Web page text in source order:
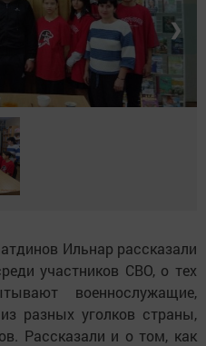
❯
Ильнар рассказали
участников СВО, о тех
военнослужащие,
разных уголков страны,
Рассказали и о том, как